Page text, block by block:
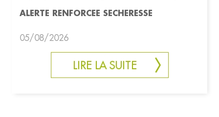
ALERTE RENFORCEE SECHERESSE
05/08/2026
LIRE LA SUITE